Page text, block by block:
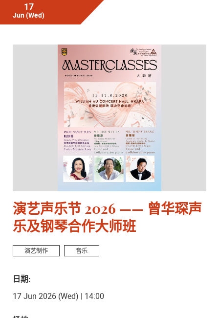
17
Jun(Wed)
演艺声乐节 2026 —— 曾华琛声
乐及钢琴合作大师班
演艺制作 音乐
日期:
17 Jun 2026 (Wed) | 14:00